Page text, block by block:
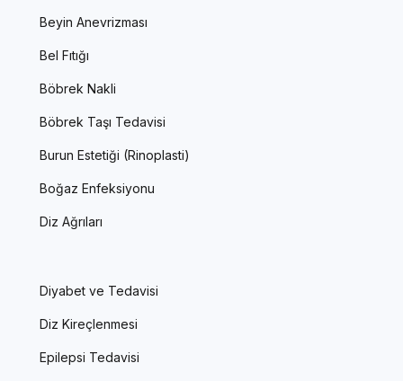
Beyin Anevrizması
Bel Fıtığı
Böbrek Nakli
Böbrek Taşı Tedavisi
Burun Estetiği (Rinoplasti)
Boğaz Enfeksiyonu
Diz Ağrıları
Diyabet ve Tedavisi
Diz Kireçlenmesi
Epilepsi Tedavisi